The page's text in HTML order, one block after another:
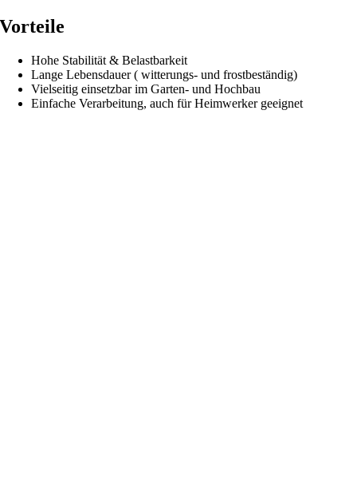
Vorteile
Hohe Stabilität & Belastbarkeit
Lange Lebensdauer ( witterungs- und frostbeständig)
Vielseitig einsetzbar im Garten- und Hochbau
Einfache Verarbeitung, auch für Heimwerker geeignet